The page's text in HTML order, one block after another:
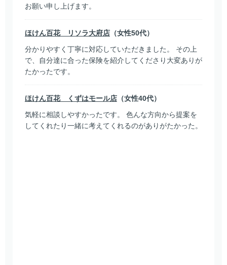
お願い申し上げます。
ほけん百花 リソラ大府店（女性50代）
分かりやすく丁寧に対応していただきました。 その上
で、自分達に合った保険を紹介してくださり大変ありが
たかったです。
ほけん百花 くずはモール店（女性40代）
気軽に相談しやすかったです。 色んな方向から提案を
してくれたり一緒に考えてくれるのがありがたかった。